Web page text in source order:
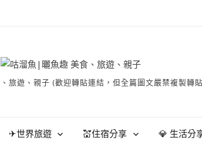
、親子 (歡迎轉貼連結，但全篇圖文嚴禁複製轉
✈世界旅遊 💒住宿分享 💎 生活分